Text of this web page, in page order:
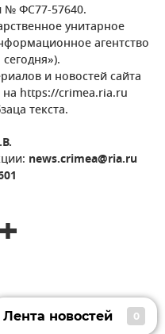
№ ФС77-57640.
унитарное
агентство
и новостей сайта
https://crimea.ria.ru
текста.
news.crimea@ria.ru
Лента новостей 0